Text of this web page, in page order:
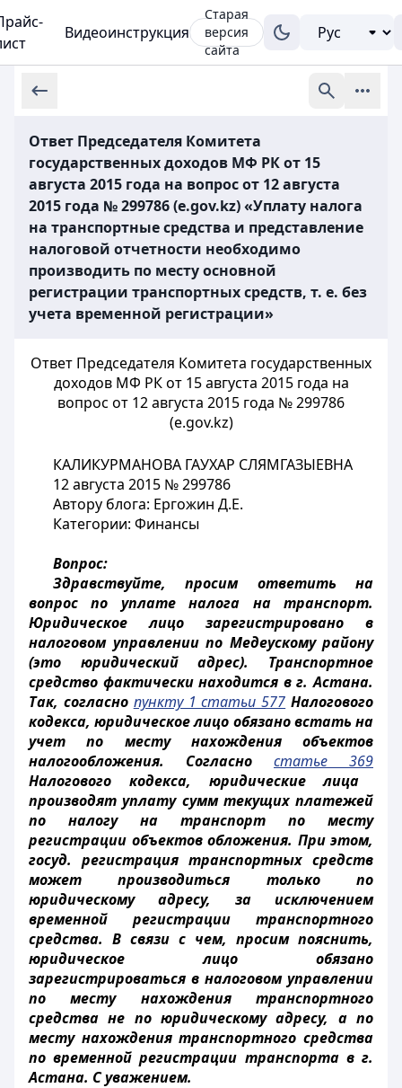
Видеоинструкция
Старая
версия
сайта
Ответ Председателя Комитета
государственных доходов МФ РК от 15
августа 2015 года на вопрос от 12 августа
2015 года № 299786 (e.gov.kz) «Уплату налога
на транспортные средства и представление
налоговой отчетности необходимо
производить по месту основной
регистрации транспортных средств, т. е. без
учета временной регистрации»
Ответ Председателя Комитета государственных
доходов МФ РК от 15 августа 2015 года на
вопрос от 12 августа 2015 года № 299786
(e.gov.kz)
КАЛИКУРМАНОВА ГАУХАР СЛЯМГАЗЫЕВНА
12 августа 2015 № 299786
Автору блога: Ергожин Д.Е.
Категории: Финансы
Вопрос:
Здравствуйте, просим ответить на
вопрос по уплате налога на транспорт.
Юридическое лицо зарегистрировано в
налоговом управлении по Медеускому району
(это юридический адрес). Транспортное
средство фактически находится в г. Астана.
Так, согласно пункту 1 статьи 577 Налогового
кодекса, юридическое лицо обязано встать на
учет по месту нахождения объектов
налогообложения. Согласно статье 369
Налогового кодекса, юридические лица
производят уплату сумм текущих платежей
по налогу на транспорт по месту
регистрации объектов обложения. При этом,
госуд. регистрация транспортных средств
может производиться только по
юридическому адресу, за исключением
временной регистрации транспортного
средства. В связи с чем, просим пояснить,
юридическое лицо обязано
зарегистрироваться в налоговом управлении
по месту нахождения транспортного
средства не по юридическому адресу, а по
месту нахождения транспортного средства
по временной регистрации транспорта в г.
Астана. С уважением.